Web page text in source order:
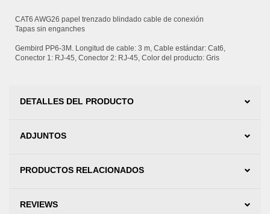
CAT6 AWG26 papel trenzado blindado cable de conexión
Tapas sin enganches
Gembird PP6-3M. Longitud de cable: 3 m, Cable estándar: Cat6,
Conector 1: RJ-45, Conector 2: RJ-45, Color del producto: Gris
DETALLES DEL PRODUCTO
ADJUNTOS
PRODUCTOS RELACIONADOS
REVIEWS